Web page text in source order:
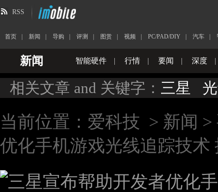
RSS
首页 新闻 导购 评测 图赏 视频 PC/PAD/DIY 汽车
新闻 智能硬件 | 行情 | 要闻 | 深度 |
相关文章 and 关键字： 三星
当前位置： 爱科技 > 新闻 >
优化手机游戏光线追踪技术